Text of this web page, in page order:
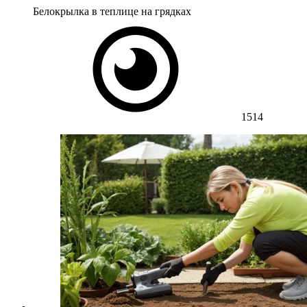
Белокрылка в теплице на грядках
1514